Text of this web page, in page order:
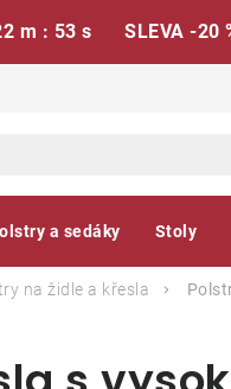
m : 52 s SLEVA -20
a sedáky Stoly
na židle a křesla